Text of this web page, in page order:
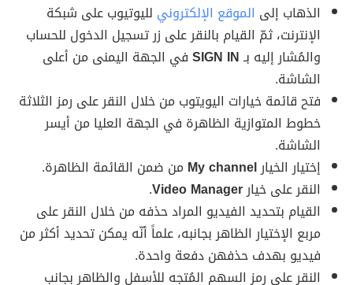
الذهاب إلى الموقع الإلكتروني لليوتيوب على شبكة
الإنترنت، ثمّ القيام بالنقر على زر تسجيل الدخول للحساب
والمُشار إليه بـSIGN INفي الجهة اليمنى من أعلى
الشاشة.
فتح قائمة خيارات اليويتوب من خلال النقر على رمز الثلاثة
خطوط المتوازية الظاهرة في الجهة العليا من أيسر
الشاشة.
إختيار الخيارMy channel من ضمن القائمة الظاهرة.
النقر على خيارVideo Manager
.
القيام بتحديد الفيديو المراد حذفه من خلال النقر على
مربع الإختيار الظاهر بجانبه، علماً أنّه يمكن تحديد أكثر من
فيديو بهدف حذفهن دفعة واحدة.
النقر على رمز السهم المُتجه للأسفل والظاهر بجانب